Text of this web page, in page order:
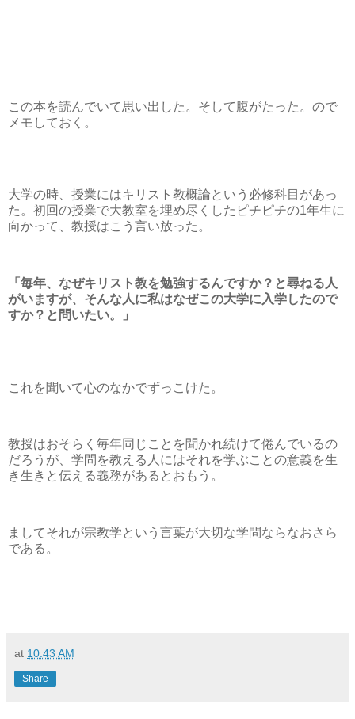
この本を読んでいて思い出した。そして腹がたった。ので
メモしておく。
大学の時、授業にはキリスト教概論という必修科目があっ
た。初回の授業で大教室を埋め尽くしたピチピチの1年生に
向かって、教授はこう言い放った。
「毎年、なぜキリスト教を勉強するんですか？と尋ねる人
がいますが、そんな人に私はなぜこの大学に入学したので
すか？と問いたい。」
これを聞いて心のなかでずっこけた。
教授はおそらく毎年同じことを聞かれ続けて倦んでいるの
だろうが、学問を教える人にはそれを学ぶことの意義を生
き生きと伝える義務があるとおもう。
ましてそれが宗教学という言葉が大切な学問ならなおさら
である。
at 10:43 AM
Share